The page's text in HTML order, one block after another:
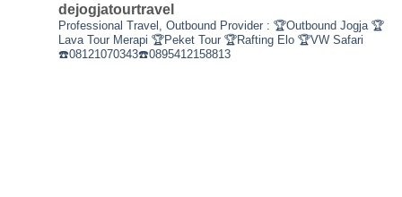
dejogjatourtravel
Professional Travel, Outbound Provider : 🏆Outbound Jogja 🏆
Lava Tour Merapi 🏆Peket Tour 🏆Rafting Elo 🏆VW Safari
☎️08121070343☎️0895412158813